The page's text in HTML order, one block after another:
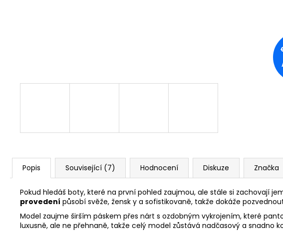
Popis Související (7) Hodnocení Diskuze Značka
Pokud hledáš boty, které na první pohled zaujmou, ale stále si zachovají
provedení působí svěže, žensk y a sofistikovaně, takže dokáže
Model zaujme širším páskem přes nárt s ozdobným vykrojením, které
luxusně, ale ne přehnaně, takže celý model zůstává nadčasový a snadno
KRÉMOVÁ